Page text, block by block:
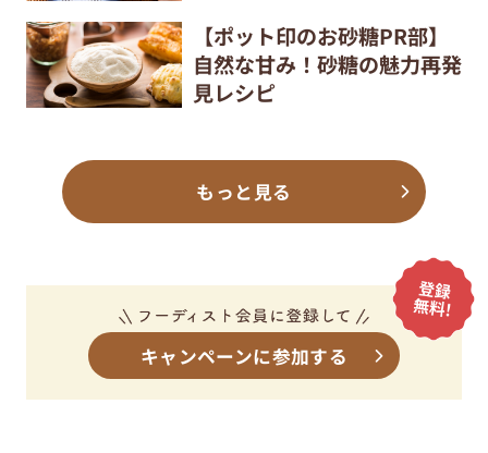
【ポット印のお砂糖PR部】
自然な甘み！砂糖の魅力再発
見レシピ
もっと見る
キャンペーンに参加する